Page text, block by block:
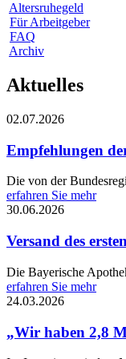
Altersruhegeld
Für Arbeitgeber
FAQ
Archiv
Aktuelles
02.07.2026
Empfehlungen
Die von der
erfahren Sie mehr
30.06.2026
Versand des
Die Bayerische
erfahren Sie mehr
24.03.2026
„Wir haben 2,8